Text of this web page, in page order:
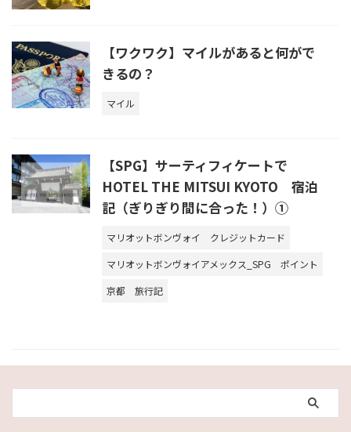
【ワクワク】マイルがあると何がで
きるの？
マイル
【SPG】サーティフィケートで
HOTEL THE MITSUI KYOTO 宿泊
記（ぎりぎり間に合った！）①
マリオットボンヴォイ
クレジットカード
マリオットボンヴォイアメックス_SPG
ポイント
京都
旅行記